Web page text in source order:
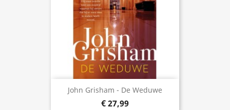
John Grisham - De Weduwe
€ 27,99